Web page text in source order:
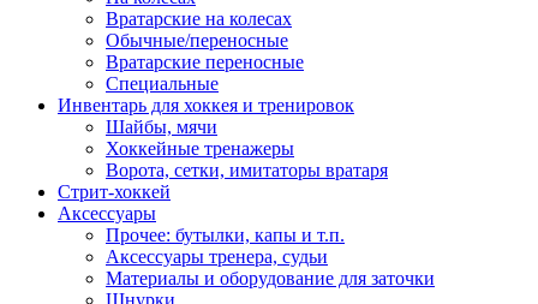
Вратарские на колесах
Обычные/переносные
Вратарские переносные
Специальные
Инвентарь для хоккея и тренировок
Шайбы, мячи
Хоккейные тренажеры
Ворота, сетки, имитаторы вратаря
Стрит-хоккей
Аксессуары
Прочее: бутылки, капы и т.п.
Аксессуары тренера, судьи
Материалы и оборудование для заточки
Шнурки